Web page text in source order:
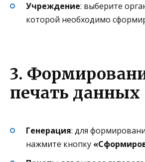
Учреждение: выберите
которой необходимо
3.
печать данных
Генерация: для
нажмите кнопку